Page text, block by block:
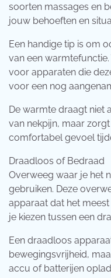
soorten massages en
jouw behoeften en
Een handige tip is om
van een
voor apparaten die
voor een nog
De warmte draagt niet
van nekpijn, maar
comfortabel gevoel
Draadloos of Bedraad
Overweeg waar je het
gebruiken. Deze
apparaat dat het
je kiezen tussen een
Een draadloos
bewegingsvrijheid,
accu of batterijen